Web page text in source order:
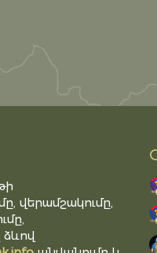
վերամշակումը,